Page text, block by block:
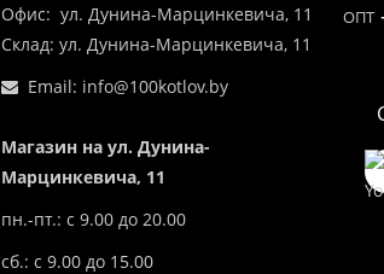
Офис: ул. Дунина-Марцинкевича, 11
Склад: ул. Дунина-Марцинкевича, 11
Email: info@100kotlov.by
Магазин на ул. Дунина-
Марцинкевича, 11
пн.-пт.: с 9.00 до 20.00
сб.: с 9.00 до 15.00
ОПТ